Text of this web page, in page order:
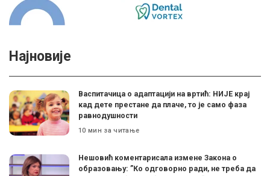
Најновије
Васпитачица о адаптацији на вртић: НИЈЕ крај
кад дете престане да плаче, то је само фаза
равнодушности
10 мин за читање
Нешовић коментарисала измене Закона о
образовању: ”Ко одговорно ради, не треба да